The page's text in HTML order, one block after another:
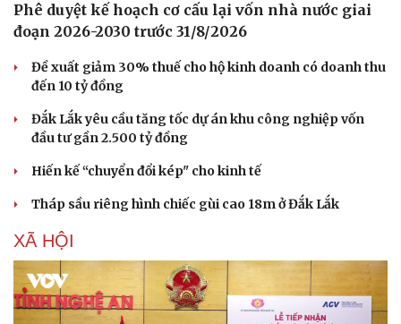
Phê duyệt kế hoạch cơ cấu lại vốn nhà nước giai
đoạn 2026-2030 trước 31/8/2026
Đề xuất giảm 30% thuế cho hộ kinh doanh có doanh thu
đến 10 tỷ đồng
Đắk Lắk yêu cầu tăng tốc dự án khu công nghiệp vốn
đầu tư gần 2.500 tỷ đồng
Hiến kế “chuyển đổi kép" cho kinh tế
Tháp sầu riêng hình chiếc gùi cao 18m ở Đắk Lắk
XÃ HỘI